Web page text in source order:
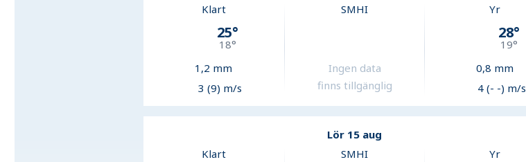
Klart
25°
18°
1,2 mm
3 (9) m/s
SMHI
Ingen data
finns tillgänglig
Yr
28°
19°
0,8 mm
4 (- -) m/s
Lör 15 aug
Klart
SMHI Yr